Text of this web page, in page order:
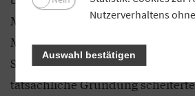
Mitarbeiterinnen und
Mitgliedsgenossenschaften
Satzungsentwurf lag damals
tatsächliche Gründung
Nutzerverhaltens
Auswahl bestätigen